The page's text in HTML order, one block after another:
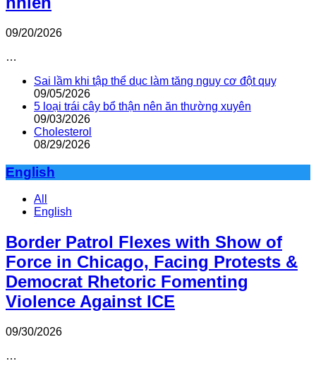
09/20/2026
…
Sai lầm khi tập thể dục làm tăng nguy cơ đột quỵ
09/05/2026
5 loại trái cây bổ thận nên ăn thường xuyên
09/03/2026
Cholesterol
08/29/2026
English
All
English
Border Patrol Flexes with Show of
Force in Chicago, Facing Protests &
Democrat Rhetoric Fomenting
Violence Against ICE
09/30/2026
…